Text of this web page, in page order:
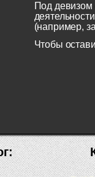
Под девизом
(например,
Чтобы